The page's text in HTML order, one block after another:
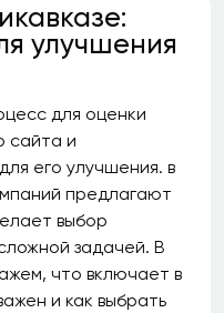
улучшения
для оценки
сайта и
его улучшения. в
предлагают
выбор
задачей. В
что включает в
и как выбрать